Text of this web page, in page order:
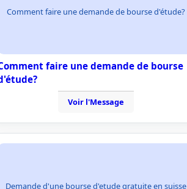
Comment faire une demande de bourse d'étude?
faire une demande de bourse
Voir l'Message
Demande d'une bourse d'etude gratuite en suisse